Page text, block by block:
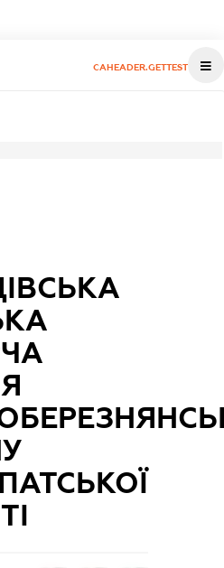
CAHEADER.GETTEST